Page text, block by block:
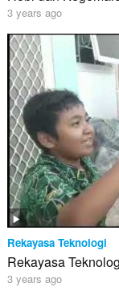
3 years ago
Rekayasa Teknologi
Rekayasa
3 years ago